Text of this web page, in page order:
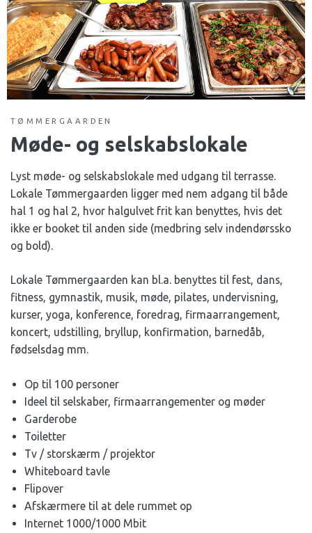
TØMMERGAARDEN
Møde- og selskabslokale
Lyst møde- og selskabslokale med udgang til terrasse.
Lokale Tømmergaarden ligger med nem adgang til både
hal 1 og hal 2, hvor halgulvet frit kan benyttes, hvis det
ikke er booket til anden side (medbring selv indendørssko
og bold).
Lokale Tømmergaarden kan bl.a. benyttes til fest, dans,
fitness, gymnastik, musik, møde, pilates, undervisning,
kurser, yoga, konference, foredrag, firmaarrangement,
koncert, udstilling, bryllup, konfirmation, barnedåb,
fødselsdag mm.
Op til 100 personer
Ideel til selskaber, firmaarrangementer og møder
Garderobe
Toiletter
Tv / storskærm / projektor
Whiteboard tavle
Flipover
Afskærmere til at dele rummet op
Internet 1000/1000 Mbit